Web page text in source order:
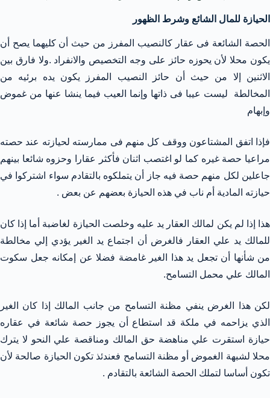
الحيازة للمال الشائع وشرط الظهور
الحصة الشائعة فى عقار كالنصيب المفرز من حيث أن كليهما يصح أن
يكون محلا لأن يحوزه حائز على وجه التخصيص والانفراد .ولا فارق بين
الاثنين إلا من حيث أن حائز النصيب المفرز يكون يده برئيه من
المخالطة ليست عيبا فى ذاتها وإنما العيب فيما ينشا عنها من غموض
وإبهام
فإذا اتفق المشتاعون ووقف كل منهم فى ممارسته لحيازته عند حصته
مراعيا حصة غيره كما لو اغتصب اثنان فأكثر عقارا وحزوه شائعا بينهم
جاعلين لكل منهم حصة فيه جاز أن يتملكوه بالتقادم سواء اشتركوا في
حيازته المادية أم ناب في هذه الحيازة بعضهم عن بعض .
هذا إذا لم يكن لمالك العقار يد عليه وخلصت الحيازة لغاضبة أما إذا كان
للمالك يد علي العقار فالغرض أن اجتماع يد الغير يؤدي إلي مخالطة
من شأنها أن تجعل يد هذا الغير غامضة فضلا عن إمكانه جعل سكوت
المالك علي محمل التسامح.
لكن هذا الغرض ينفي مظنة التسامح من جانب المالك إذا كان الغير
الذي يزاحمه في ملكة قد استطاع أن يجوز حصة شائعة في عقاره
حيازة استقرت علي مناهضة حق المالك ومناقصة علي النحو لا يترك
محلا لشبهة الغموض أو مظنة التسامح فعندئذ تكون الحيازة صالحة لأن
تكون أساسا لتملك الحصة الشائعة بالتقادم .